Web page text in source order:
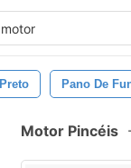
Preto Pano De
Motor Pincéis